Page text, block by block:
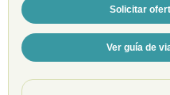
Solicitar
Ver guía de